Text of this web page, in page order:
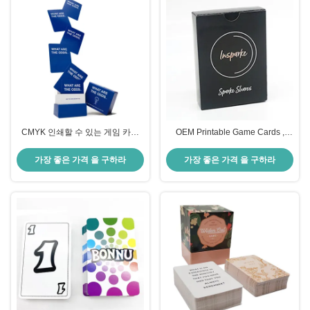
CMYK 인쇄할 수 있는 게임 카드
드
가장 좋은 가격 을 구하라
OEM Printable Game Cards ,
Cards
가장 좋은 가격 을 구하라